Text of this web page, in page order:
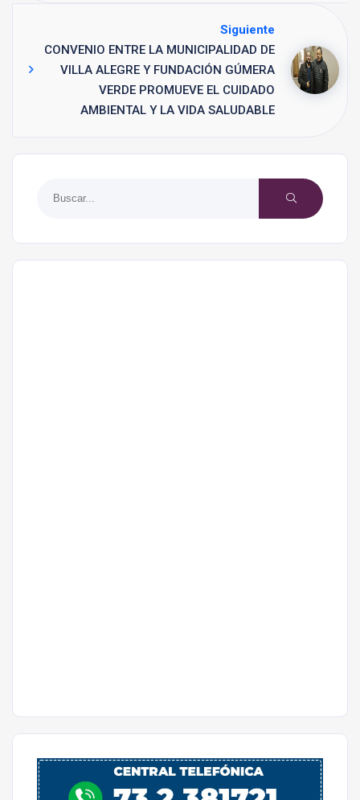
Siguiente
CONVENIO ENTRE LA MUNICIPALIDAD DE
VILLA ALEGRE Y FUNDACIÓN GÚMERA
VERDE PROMUEVE EL CUIDADO
AMBIENTAL Y LA VIDA SALUDABLE